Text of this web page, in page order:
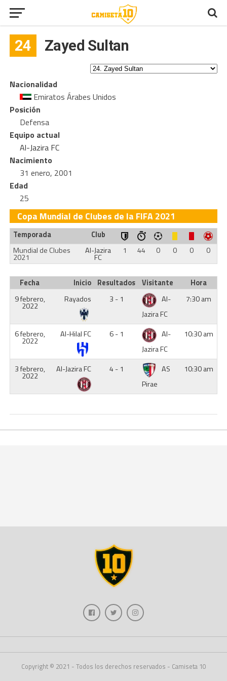
24 Zayed Sultan
Nacionalidad
Emiratos Árabes Unidos
Posición
Defensa
Equipo actual
Al-Jazira FC
Nacimiento
31 enero, 2001
Edad
25
Copa Mundial de Clubes de la FIFA 2021
Temporada
Club
Mundial de Clubes
2021
Al-Jazira
FC
1 44 0 0 0 0
Fecha Inicio Resultados Visitante
Hora
9 febrero,
2022
Rayados 3 - 1
Al-
Jazira FC
7:30 am
6 febrero,
2022
Al-Hilal FC 6 - 1
Al-
Jazira FC
10:30 am
3 febrero,
2022
Al-Jazira FC 4 - 1
AS
Pirae
10:30 am
Copyright © 2021 - Todos los derechos reservados - Camiseta 10